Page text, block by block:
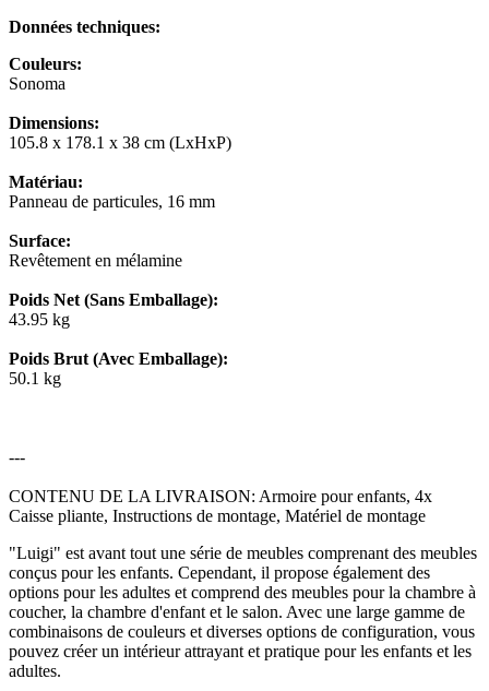
Données techniques:
Couleurs:
Sonoma
Dimensions:
105.8 x 178.1 x 38 cm (LxHxP)
Matériau:
Panneau de particules, 16 mm
Surface:
Revêtement en mélamine
Poids Net (Sans Emballage):
43.95 kg
Poids Brut (Avec Emballage):
50.1 kg
---
CONTENU DE LA LIVRAISON: Armoire pour enfants, 4x
Caisse pliante, Instructions de montage, Matériel de montage
"Luigi" est avant tout une série de meubles comprenant des meubles
conçus pour les enfants. Cependant, il propose également des
options pour les adultes et comprend des meubles pour la chambre à
coucher, la chambre d'enfant et le salon. Avec une large gamme de
combinaisons de couleurs et diverses options de configuration, vous
pouvez créer un intérieur attrayant et pratique pour les enfants et les
adultes.